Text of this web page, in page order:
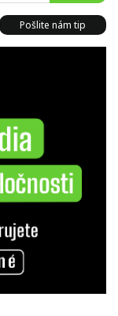
Pošlite nám tip